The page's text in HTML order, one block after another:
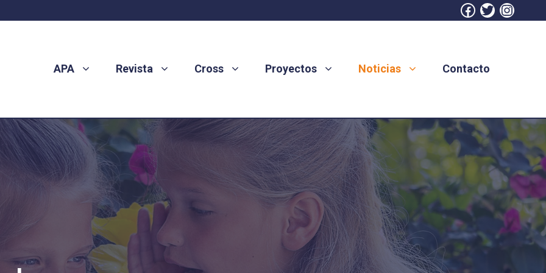
Facebook
Twitter
APA Revista Cross Proyectos Noticias Contacto